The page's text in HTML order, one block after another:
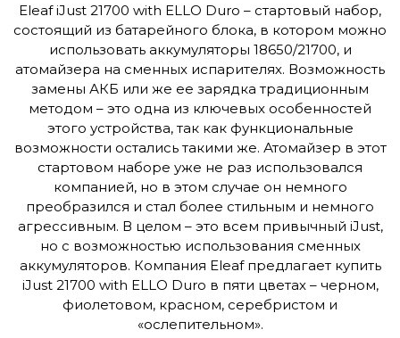
Eleaf iJust 21700 with ELLO Duro – стартовый набор,
состоящий из батарейного блока, в котором можно
использовать аккумуляторы 18650/21700, и
атомайзера на сменных испарителях. Возможность
замены АКБ или же ее зарядка традиционным
методом – это одна из ключевых особенностей
этого устройства, так как функциональные
возможности остались такими же. Атомайзер в этот
стартовом наборе уже не раз использовался
компанией, но в этом случае он немного
преобразился и стал более стильным и немного
агрессивным. В целом – это всем привычный iJust,
но с возможностью использования сменных
аккумуляторов. Компания Eleaf предлагает купить
iJust 21700 with ELLO Duro в пяти цветах – черном,
фиолетовом, красном, серебристом и
«ослепительном».